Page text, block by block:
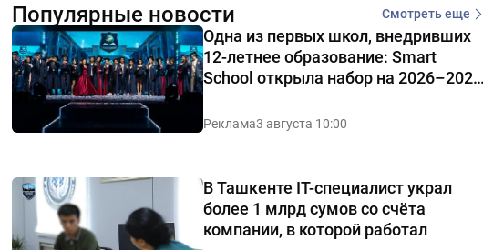
Популярные новости Смотреть еще
Одна из первых школ, внедривших
12-летнее образование: Smart
School открыла набор на 2026–2027
учебный год
Реклама3 августа 10:00
В Ташкенте IT-специалист украл
более 1 млрд сумов со счёта
компании, в которой работал